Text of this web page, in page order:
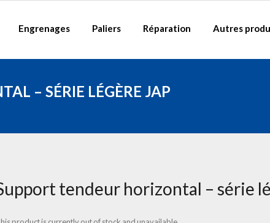
Engrenages Paliers Réparation Autres
– SÉRIE LÉGÈRE JAP
tendeur horizontal – série